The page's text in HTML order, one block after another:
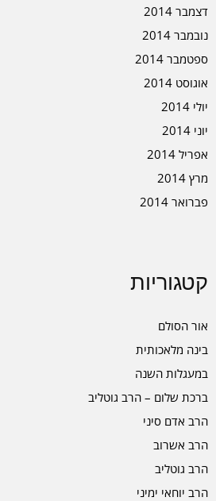
דצמבר 2014
נובמבר 2014
ספטמבר 2014
אוגוסט 2014
יולי 2014
יוני 2014
אפריל 2014
מרץ 2014
פברואר 2014
קטגוריות
אור הסולם
בינה מלאכותית
במעגלות השנה
ברכת שלום – הרב גוטליב
הרב אדם סיני
הרב אשרוב
הרב גוטליב
הרב יוחאי ימיני